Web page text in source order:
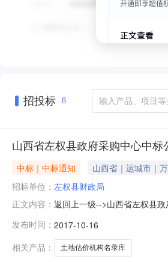
招投标 8
山西省左权县政府采购中心中标
中标｜中标通知
山西省｜运城市｜
招标单位： 左权县财政局
正文内容： 返回上一级-->山西省左权县
行政便民服务中心八楼804室
发布时间： 2017-10-16
相关产品：
土地估价机构名录库